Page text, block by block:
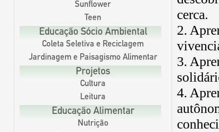
Sunflower
Teen
Educação Sócio Ambiental
Coleta Seletiva e Reciclagem
Jardinagem e Paisagismo Alimentar
Projetos
Cultura
Leitura
Educação Alimentar
Nutrição
cerca.
2.
3.
4.